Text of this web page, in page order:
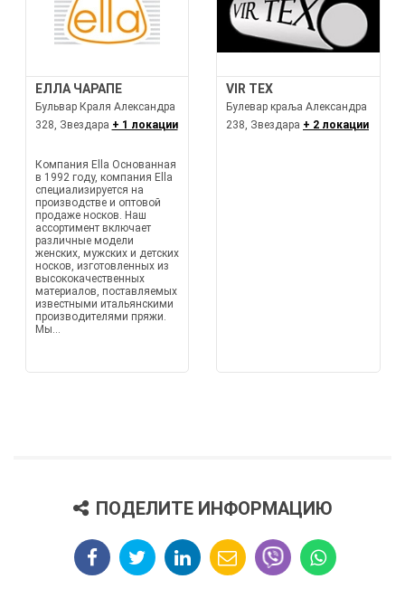
ЕЛЛА ЧАРАПЕ
Бульвар Краля Александра
328, Звездара + 1 локации
Компания Ella Основанная
в 1992 году, компания Ella
специализируется на
производстве и оптовой
продаже носков. Наш
ассортимент включает
различные модели
женских, мужских и детских
носков, изготовленных из
высококачественных
материалов, поставляемых
известными итальянскими
производителями пряжи.
Мы...
VIR TEX
Булевар краља Александра
238, Звездара + 2 локации
ПОДЕЛИТЕ ИНФОРМАЦИЮ